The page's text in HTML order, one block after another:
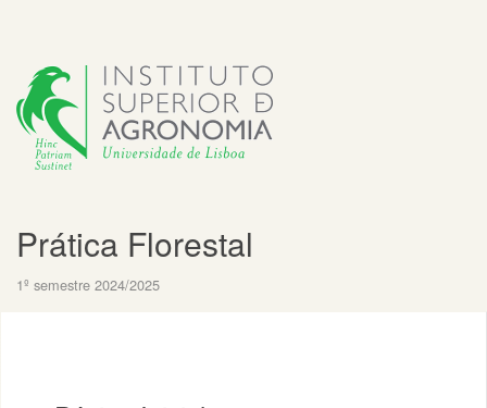
Prática Florestal
1º semestre 2024/2025